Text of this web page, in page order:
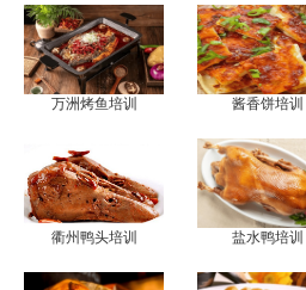
万洲烤鱼培训 酱香饼培训
衢州鸭头培训 盐水鸭培训